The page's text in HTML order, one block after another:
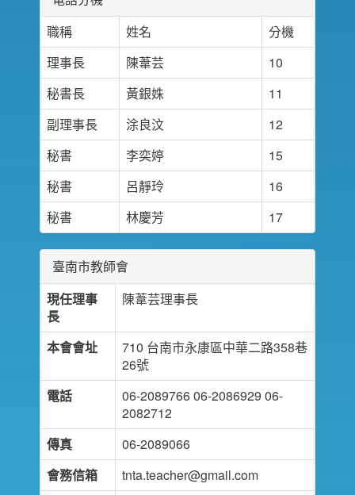
職稱
姓名
分機
理事長
陳葦芸
10
秘書長
黃銀姝
11
副理事長
涂良汶
12
秘書
李奕婷
15
秘書
呂靜玲
16
秘書
林慶芳 17
臺南市教師會
現任理事
長
陳葦芸理事長
本會會址
710 台南市永康區中華二路358巷
26號
電話
06-2089766 06-2086929 06-
2082712
傳真
06-2089066
會務信箱
tnta.teacher@gmail.com